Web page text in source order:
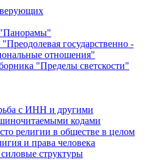
государственно -
отношения"
"Пределы светскости"
с ИНН и другими
кодами
религии в обществе в целом
и права человека
структуры